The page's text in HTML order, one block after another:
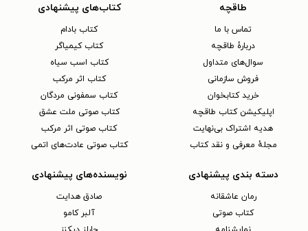
طاقچه
تماس با ما
دربارهٔ طاقچه
سوال‌های متداول
فروش سازمانی
خرید کتابخوان
اپلیکیشن کتاب طاقچه
هدیه اشتراک بی‌نهایت
مجلهٔ معرفی و نقد کتاب
کتاب‌های پیشنهادی
کتاب بادام
کتاب کیمیاگر
کتاب اسب سیاه
کتاب اثر مرکب
کتاب سمفونی مردگان
کتاب صوتی ملت عشق
کتاب صوتی اثر مرکب
کتاب صوتی عادت‌های اتمی
دسته بندی پیشنهادی
رمان عاشقانه
کتاب‌ صوتی
نویسنده‌های پیشنهادی
صادق هدایت
آلبر کامو